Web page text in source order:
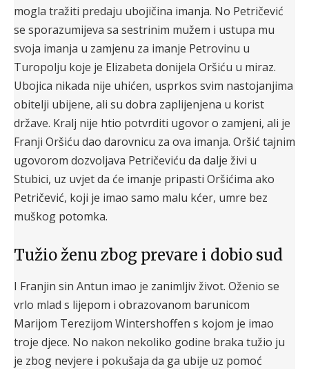
mogla tražiti predaju ubojičina imanja. No Petričević
se sporazumijeva sa sestrinim mužem i ustupa mu
svoja imanja u zamjenu za imanje Petrovinu u
Turopolju koje je Elizabeta donijela Oršiću u miraz.
Ubojica nikada nije uhićen, usprkos svim nastojanjima
obitelji ubijene, ali su dobra zaplijenjena u korist
države. Kralj nije htio potvrditi ugovor o zamjeni, ali je
Franji Oršiću dao darovnicu za ova imanja. Oršić tajnim
ugovorom dozvoljava Petričeviću da dalje živi u
Stubici, uz uvjet da će imanje pripasti Oršićima ako
Petričević, koji je imao samo malu kćer, umre bez
muškog potomka.
Tužio ženu zbog prevare i dobio sud
I Franjin sin Antun imao je zanimljiv život. Oženio se
vrlo mlad s lijepom i obrazovanom barunicom
Marijom Terezijom Wintershoffen s kojom je imao
troje djece. No nakon nekoliko godine braka tužio ju
je zbog nevjere i pokušaja da ga ubije uz pomoć